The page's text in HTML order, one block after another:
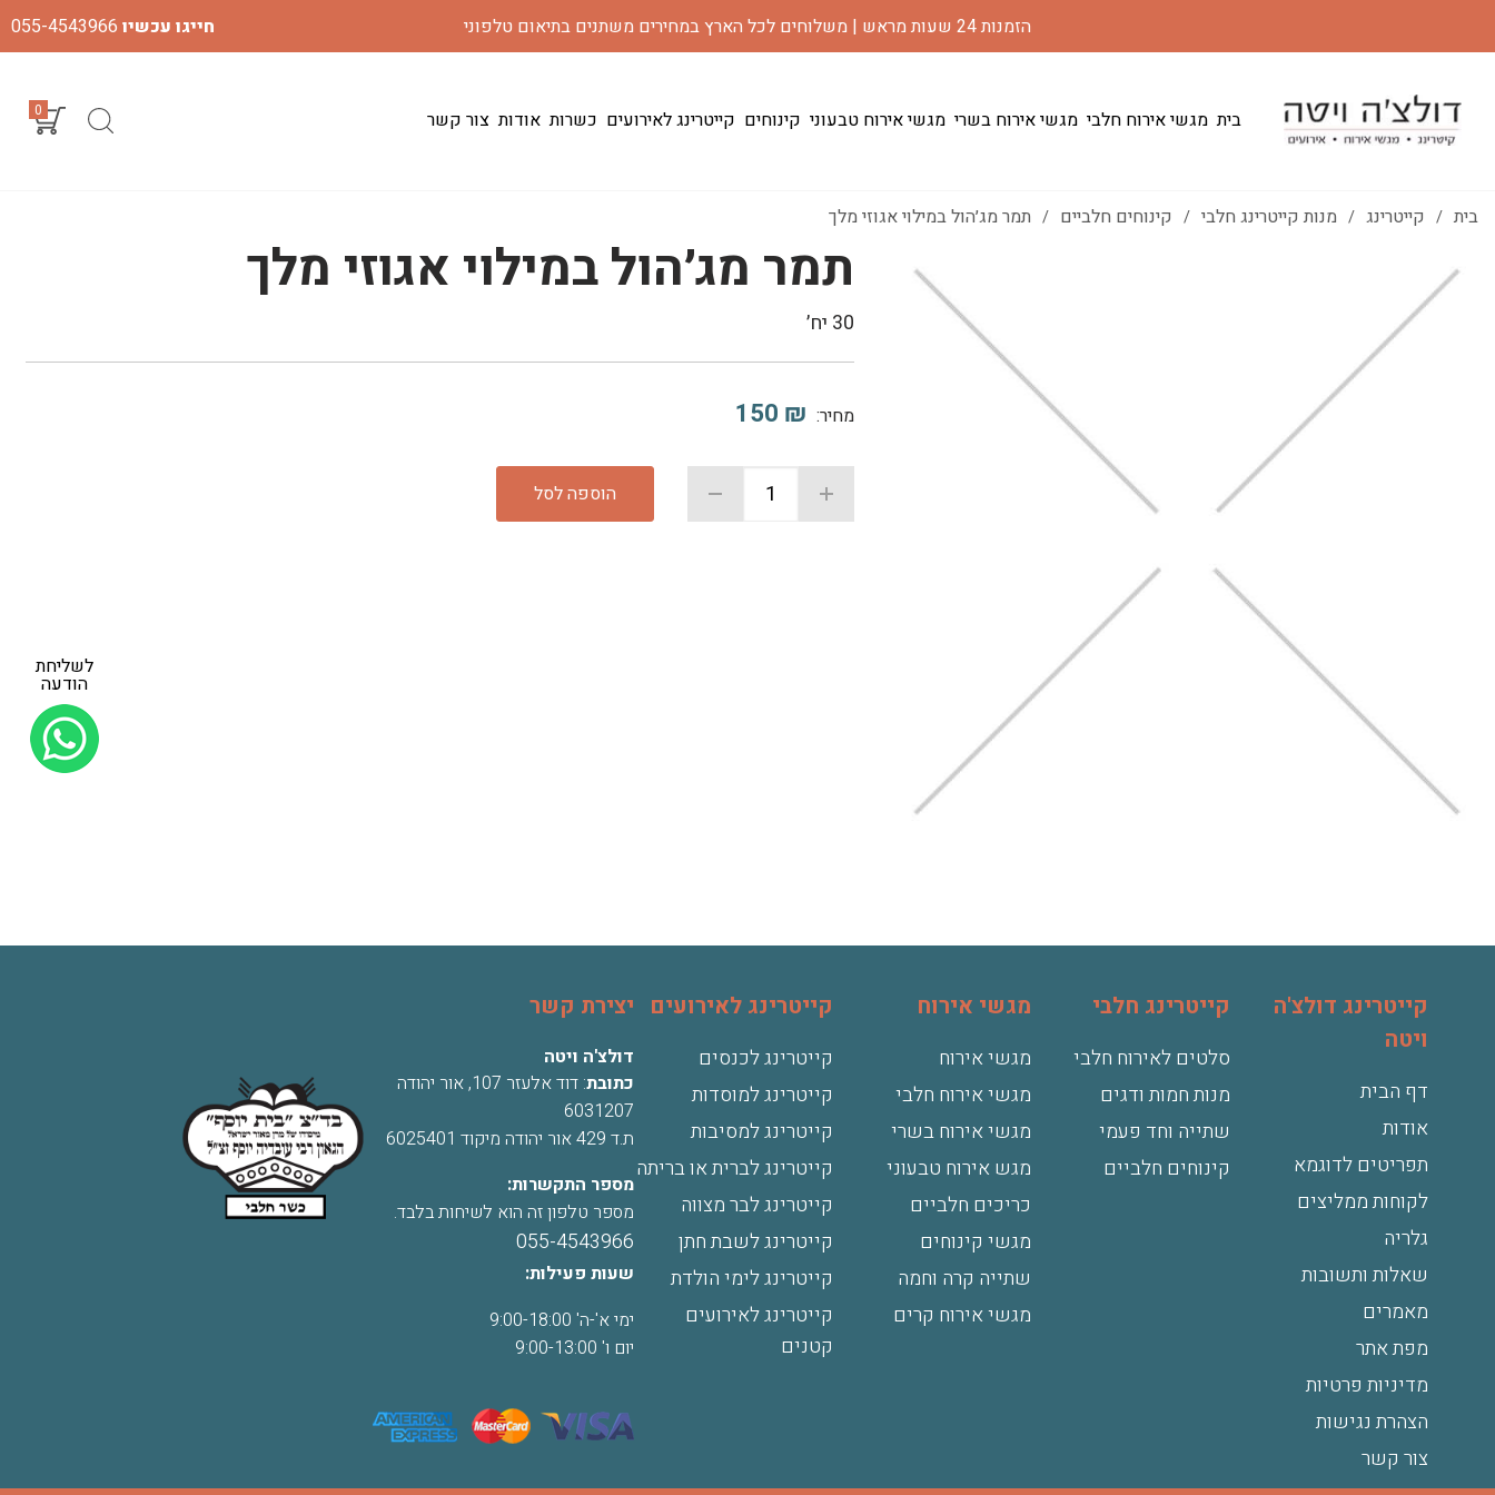
הזמנות 24 שעות מראש | משלוחים לכל הארץ במחירים משתנים בתיאום טלפוני חייגו עכשיו 055-4543966
בית מגשי אירוח חלבי מגשי אירוח בשרי מגשי אירוח טבעוני קינוחים קייטרינג לאירועים כשרות אודות צור קשר 0
לשליחת
הודעה
בית / קייטרינג / מנות קייטרינג חלבי / קינוחים חלביים / תמר מג׳הול במילוי אגוזי מלך
תמר מג׳הול במילוי אגוזי מלך
30 יח׳
מחיר: ₪
150
הוספה לסל
קייטרינג דולצ'ה
ויטה
דף הבית
אודות
תפריטים לדוגמא
לקוחות ממליצים
גלריה
שאלות ותשובות
מאמרים
מפת אתר
מדיניות פרטיות
הצהרת נגישות
צור קשר
קייטרינג חלבי
סלטים לאירוח חלבי
מנות חמות ודגים
שתייה וחד פעמי
קינוחים חלביים
מגשי אירוח
מגשי אירוח
מגשי אירוח חלבי
מגשי אירוח בשרי
מגש אירוח טבעוני
כריכים חלביים
מגשי קינוחים
שתייה קרה וחמה
מגשי אירוח קרים
קייטרינג לאירועים
קייטרינג לכנסים
קייטרינג למוסדות
קייטרינג למסיבות
קייטרינג לברית או בריתה
קייטרינג לבר מצווה
קייטרינג לשבת חתן
קייטרינג לימי הולדת
קייטרינג לאירועים
קטנים
יצירת קשר
דולצ'ה ויטה
כתובת
: דוד אלעזר 107, אור יהודה
6031207
ת.ד 429 אור יהודה מיקוד 6025401
מספר התקשרות:
מספר טלפון זה הוא לשיחות בלבד.
055-4543966
שעות פעילות:
ימי א'-ה' 9:00-18:00
יום ו' 9:00-13:00